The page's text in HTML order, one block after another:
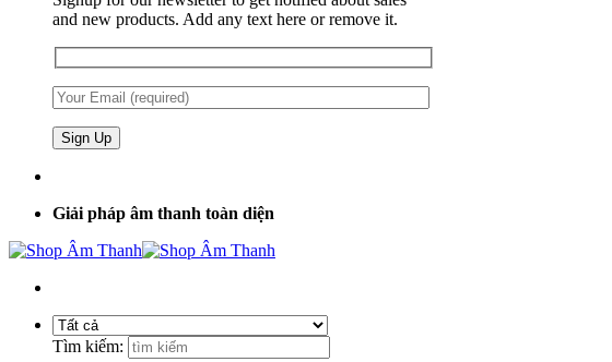
and new products. Add any text here or remove it.
Giải pháp âm thanh toàn diện
Tìm kiếm: